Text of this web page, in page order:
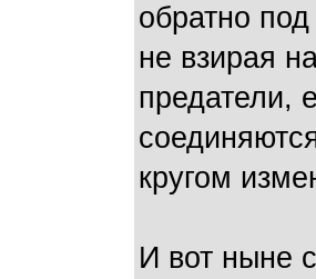
обратно
не взирая
предатели,
кругом
И вот ныне